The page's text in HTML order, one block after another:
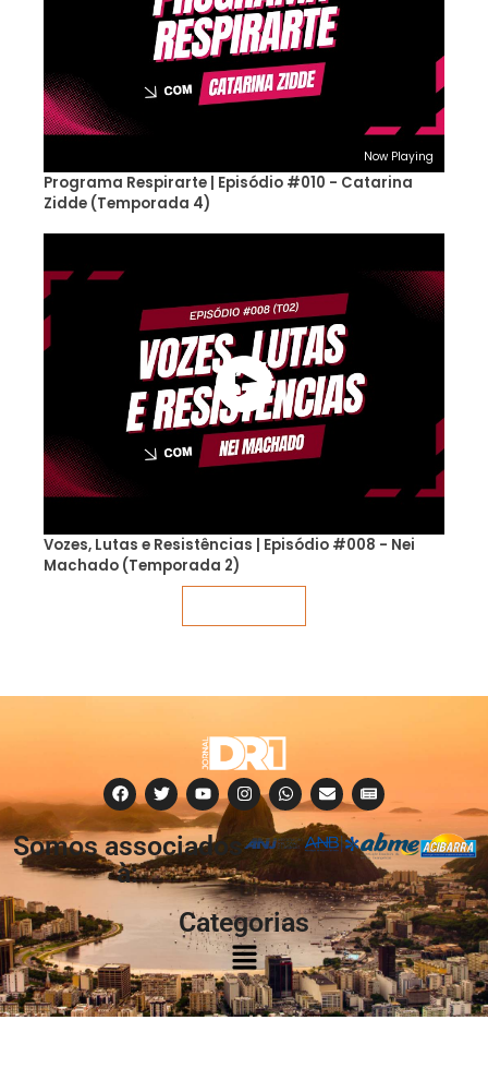
Now Playing
Programa Respirarte | Episódio #010 - Catarina
Zidde (Temporada 4)
Vozes, Lutas e Resistências | Episódio #008 - Nei
Machado (Temporada 2)
Somos associados
à:
Categorias